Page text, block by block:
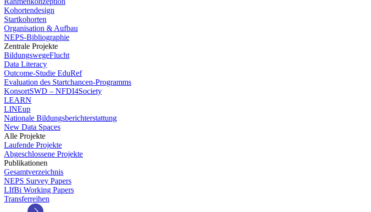
Kohortendesign
Startkohorten
Organisation & Aufbau
NEPS-Bibliographie
Zentrale Projekte
BildungswegeFlucht
Data Literacy
Outcome-Studie EduRef
Evaluation des Startchancen-Programms
KonsortSWD – NFDI4Society
LEARN
LINEup
Nationale Bildungsberichterstattung
New Data Spaces
Alle Projekte
Laufende Projekte
Abgeschlossene Projekte
Publikationen
Gesamtverzeichnis
NEPS Survey Papers
LIfBi Working Papers
Transferreihen